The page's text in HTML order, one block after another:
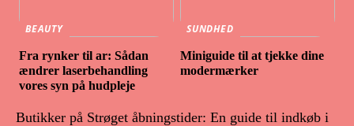
BEAUTY
Fra rynker til ar: Sådan
ændrer laserbehandling
vores syn på hudpleje
SUNDHED
Miniguide til at tjekke dine
modermærker
Butikker på Strøget åbningstider: En guide til indkøb i